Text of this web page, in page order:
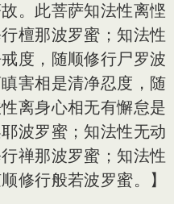
。此菩萨知法性离悭
檀那波罗蜜；知法性
度，随顺修行尸罗波
害相是清净忍度，随
离身心相无有懈怠是
波罗蜜；知法性无动
禅那波罗蜜；知法性
修行般若波罗蜜。】